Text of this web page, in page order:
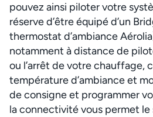
pouvez ainsi piloter votre
réserve d’être équipé d’un
thermostat d’ambiance
notamment à distance de
ou l’arrêt de votre chauffage,
température d’ambiance et
de consigne et programmer
la connectivité vous permet le